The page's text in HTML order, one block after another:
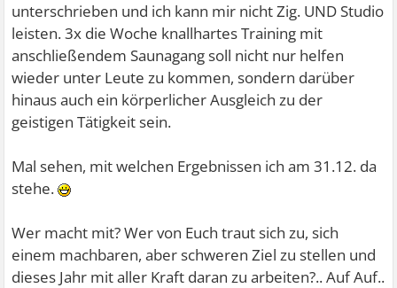
unterschrieben und ich kann mir nicht Zig. UND Studio
leisten. 3x die Woche knallhartes Training mit
anschließendem Saunagang soll nicht nur helfen
wieder unter Leute zu kommen, sondern darüber
hinaus auch ein körperlicher Ausgleich zu der
geistigen Tätigkeit sein.
Mal sehen, mit welchen Ergebnissen ich am 31.12. da
stehe.
Wer macht mit? Wer von Euch traut sich zu, sich
einem machbaren, aber schweren Ziel zu stellen und
dieses Jahr mit aller Kraft daran zu arbeiten?.. Auf Auf..